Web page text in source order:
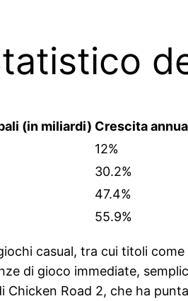
(in miliardi) Crescita
12%
30.2%
47.4%
55.9%
casual, tra cui titoli come
di gioco immediate,
Chicken Road 2, che ha